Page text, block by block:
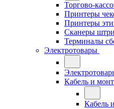
Торгово-
Принтеры
Принтеры
Сканеры
Терминалы
Электротовары
Кабель и
Кабель